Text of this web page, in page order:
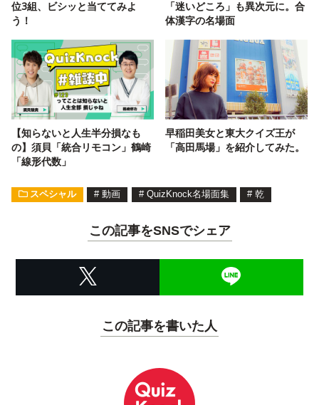
位3組、ビシッと当ててみよ
う！
「迷いどころ」も異次元に。合
体漢字の名場面
【知らないと人生半分損なも
の】須貝「統合リモコン」鶴崎
「線形代数」
早稲田美女と東大クイズ王が
「高田馬場」を紹介してみた。
スペシャル # 動画 # QuizKnock名場面集 # 乾
この記事をSNSでシェア
この記事を書いた人